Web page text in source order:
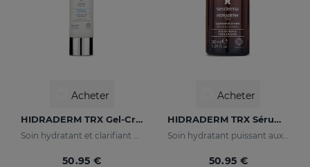
Acheter
HIDRADERM TRX Gel-Crème
Soin hydratant et clarifiant pour les peaux mixtes
50.95 €
Acheter
HIDRADERM TRX Sérum Liposomal
Soin hydratant puissant aux propriétés éclaircissantes
50.95 €